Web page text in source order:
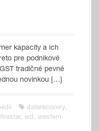
kapacity a ich
pre podnikové
tradičné pevné
novinkou […]
datarecovery,
, wd, western